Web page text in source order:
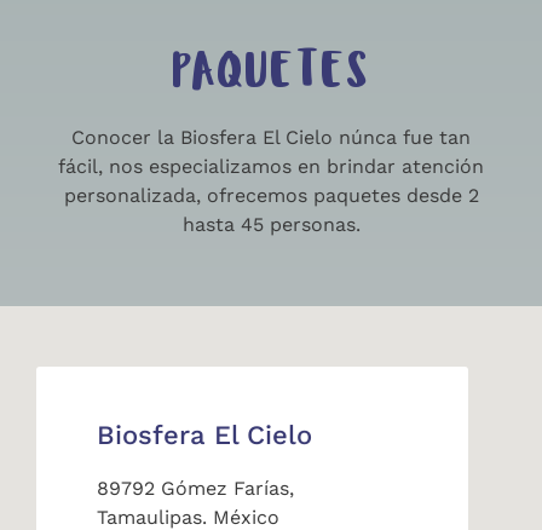
PAQUETES
Conocer la Biosfera El Cielo núnca fue tan
fácil, nos especializamos en brindar atención
personalizada, ofrecemos paquetes desde 2
hasta 45 personas.
Biosfera El Cielo
89792 Gómez Farías,
Tamaulipas. México